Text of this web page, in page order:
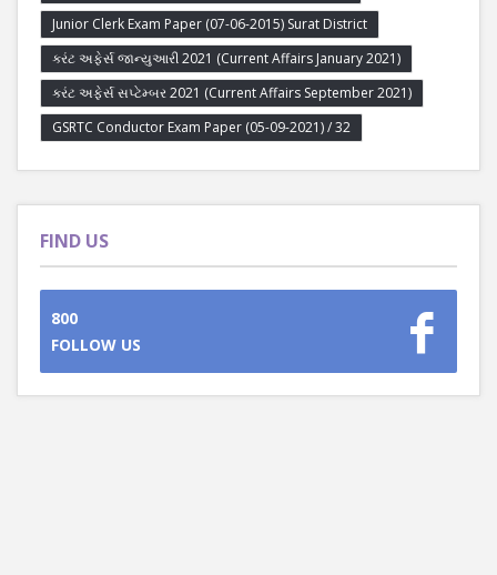
Junior Clerk Exam Paper (07-06-2015) Surat District
કરંટ અફેર્સ જાન્યુઆરી 2021 (Current Affairs January 2021)
કરંટ અફેર્સ સપ્ટેમ્બર 2021 (Current Affairs September 2021)
GSRTC Conductor Exam Paper (05-09-2021) / 32
FIND US
800
FOLLOW US